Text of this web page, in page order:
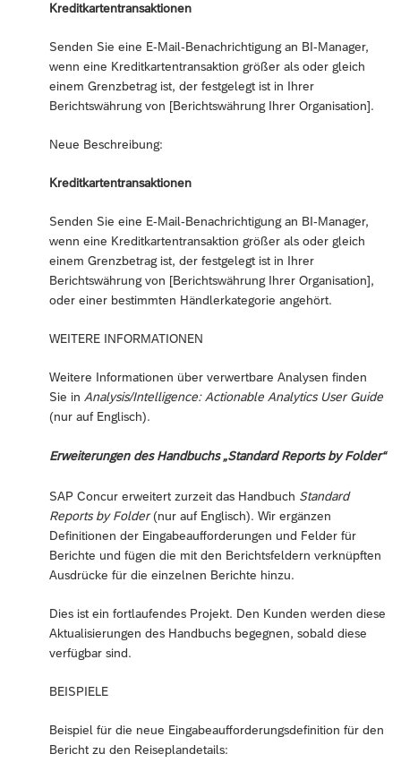
Kreditkartentransaktionen
Senden Sie eine E-Mail-Benachrichtigung an BI-Manager,
wenn eine Kreditkartentransaktion größer als oder gleich
einem Grenzbetrag ist, der festgelegt ist in Ihrer
Berichtswährung von [Berichtswährung Ihrer Organisation].
Neue Beschreibung:
Kreditkartentransaktionen
Senden Sie eine E-Mail-Benachrichtigung an BI-Manager,
wenn eine Kreditkartentransaktion größer als oder gleich
einem Grenzbetrag ist, der festgelegt ist in Ihrer
Berichtswährung von [Berichtswährung Ihrer Organisation],
oder einer bestimmten Händlerkategorie angehört.
WEITERE INFORMATIONEN
Weitere Informationen über verwertbare Analysen finden
Sie in Analysis/Intelligence: Actionable Analytics User Guide
(nur auf Englisch).
Erweiterungen des Handbuchs „Standard Reports by Folder“
SAP Concur erweitert zurzeit das Handbuch Standard
Reports by Folder(nur auf Englisch). Wir ergänzen
Definitionen der Eingabeaufforderungen und Felder für
Berichte und fügen die mit den Berichtsfeldern verknüpften
Ausdrücke für die einzelnen Berichte hinzu.
Dies ist ein fortlaufendes Projekt. Den Kunden werden diese
Aktualisierungen des Handbuchs begegnen, sobald diese
verfügbar sind.
BEISPIELE
Beispiel für die neue Eingabeaufforderungsdefinition für den
Bericht zu den Reiseplandetails: